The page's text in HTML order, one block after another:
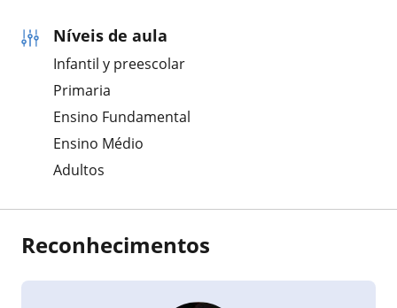
Níveis de aula
Infantil y preescolar
Primaria
Ensino Fundamental
Ensino Médio
Adultos
Reconhecimentos